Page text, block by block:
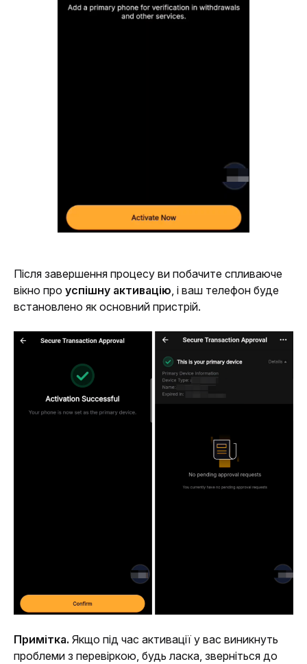
Після завершення процесу ви побачите спливаюче
вікно про успішну активацію , і ваш телефон буде
встановлено як основний пристрій.
Примітка. Якщо під час активації у вас виникнуть
проблеми з перевіркою, будь ласка, зверніться до